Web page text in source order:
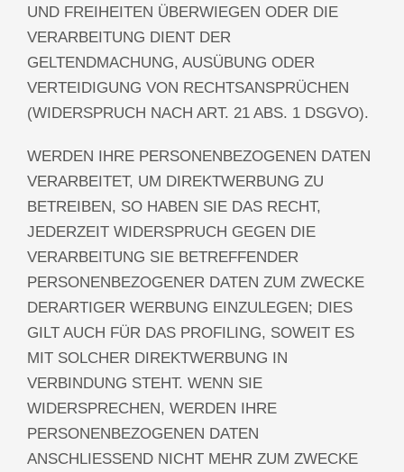
UND FREIHEITEN ÜBERWIEGEN ODER DIE
VERARBEITUNG DIENT DER
GELTENDMACHUNG, AUSÜBUNG ODER
VERTEIDIGUNG VON RECHTSANSPRÜCHEN
(WIDERSPRUCH NACH ART. 21 ABS. 1 DSGVO).
WERDEN IHRE PERSONENBEZOGENEN DATEN
VERARBEITET, UM DIREKTWERBUNG ZU
BETREIBEN, SO HABEN SIE DAS RECHT,
JEDERZEIT WIDERSPRUCH GEGEN DIE
VERARBEITUNG SIE BETREFFENDER
PERSONENBEZOGENER DATEN ZUM ZWECKE
DERARTIGER WERBUNG EINZULEGEN; DIES
GILT AUCH FÜR DAS PROFILING, SOWEIT ES
MIT SOLCHER DIREKTWERBUNG IN
VERBINDUNG STEHT. WENN SIE
WIDERSPRECHEN, WERDEN IHRE
PERSONENBEZOGENEN DATEN
ANSCHLIESSEND NICHT MEHR ZUM ZWECKE